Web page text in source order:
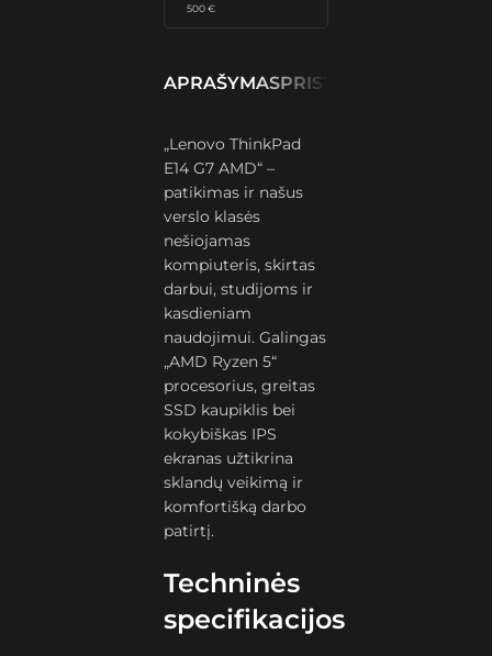
500 €
APRAŠYMASPRISTATYMAS IR
„Lenovo ThinkPad
E14 G7 AMD“ –
patikimas ir našus
verslo klasės
nešiojamas
kompiuteris, skirtas
darbui, studijoms ir
kasdieniam
naudojimui. Galingas
„AMD Ryzen 5“
procesorius, greitas
SSD kaupiklis bei
kokybiškas IPS
ekranas užtikrina
sklandų veikimą ir
komfortišką darbo
patirtį.
Techninės
specifikacijos